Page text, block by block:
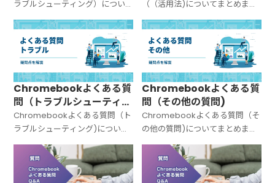
ラブルシューティング）につい
てまとめました。
（（活用法)についてまとめまし
た。
Chromebookよくある質
問（トラブルシューティン
グ)
Chromebookよくある質問（ト
ラブルシューティング)について
まとめました。
Chromebookよくある質
問（その他の質問)
Chromebookよくある質問（そ
の他の質問)についてまとめまし
た。